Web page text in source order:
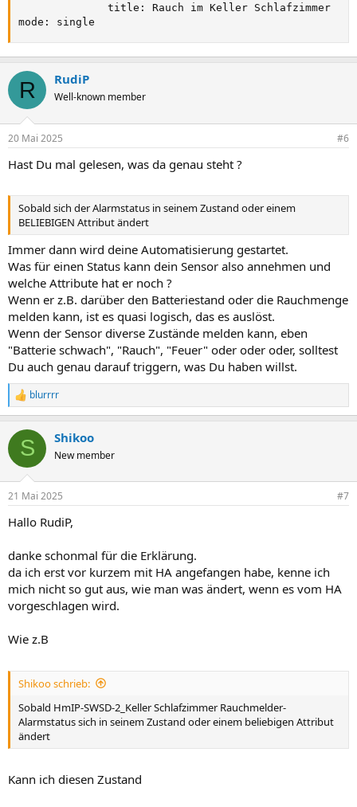
              title: Rauch im Keller Schlafzimmer
mode: single
R RudiP
Well-known member
20 Mai 2025 #6
Hast Du mal gelesen, was da genau steht ?
Sobald sich der Alarmstatus in seinem Zustand oder einem
BELIEBIGEN Attribut ändert
Immer dann wird deine Automatisierung gestartet.
Was für einen Status kann dein Sensor also annehmen und
welche Attribute hat er noch ?
Wenn er z.B. darüber den Batteriestand oder die Rauchmenge
melden kann, ist es quasi logisch, das es auslöst.
Wenn der Sensor diverse Zustände melden kann, eben
"Batterie schwach", "Rauch", "Feuer" oder oder oder, solltest
Du auch genau darauf triggern, was Du haben willst.
R
e
k
i
e
:
blurrrr
S Shikoo
New member
21 Mai 2025 #7
Hallo RudiP,
danke schonmal für die Erklärung.
da ich erst vor kurzem mit HA angefangen habe, kenne ich
mich nicht so gut aus, wie man was ändert, wenn es vom HA
vorgeschlagen wird.
Wie z.B
Shikoo schrieb:
Sobald HmIP-SWSD-2_Keller Schlafzimmer Rauchmelder-
Alarmstatus sich in seinem Zustand oder einem beliebigen Attribut
ändert
Kann ich diesen Zustand